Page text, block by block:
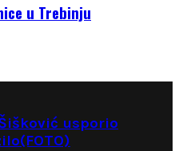
u Trebinju
usporio